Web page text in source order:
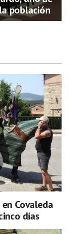
población
Covaleda
días